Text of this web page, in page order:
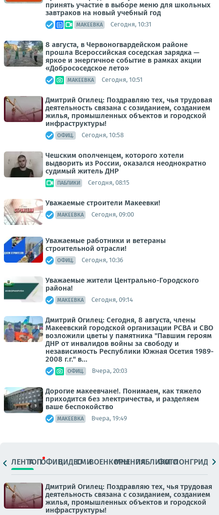
принять участие в выборе меню для школьных
завтраков на новый учебный год
МАКЕЕВКА Сегодня, 10:31
8 августа, в Червоногвардейском районе
прошла Всероссийская соседская зарядка —
яркое и энергичное событие в рамках акции
«Добрососедское лето»
МАКЕЕВКА Сегодня, 10:51
Дмитрий Огилец: Поздравляю тех, чья трудовая
деятельность связана с созиданием, созданием
жилья, промышленных объектов и городской
инфраструктуры!
ОФИЦ. Сегодня, 10:58
Чешским ополченцем, которого хотели
выдворить из России, оказался неоднократно
судимый житель ДНР
ПАБЛИКИ Сегодня, 08:15
Уважаемые строители Макеевки!
МАКЕЕВКА Сегодня, 09:00
Уважаемые работники и ветераны
строительной отрасли!
ОФИЦ. Сегодня, 10:36
Уважаемые жители Центрально-Городского
района!
МАКЕЕВКА Сегодня, 09:14
Дмитрий Огилец: Сегодня, 8 августа, члены
Макеевский городской организации РСВА и СВО
возложили цветы у памятника "Павшим героям
ДНР от инвалидов войны за свободу и
независимость Республики Южная Осетия 1989-
2008 г.г." в...
ОФИЦ. Вчера, 20:03
Дорогие макеевчане!. Понимаем, как тяжело
приходится без электричества, и разделяем
ваше беспокойство
МАКЕЕВКА Вчера, 19:49
ЛЕНТАТОПОФИЦ.ВИДЕОСМИВОЕНКОРЫМНЕНИЯПАБЛИКИ
ФОТОЛОНГРИДЫ
Дмитрий Огилец: Поздравляю тех, чья трудовая
деятельность связана с созиданием, созданием
жилья, промышленных объектов и городской
инфраструктуры!